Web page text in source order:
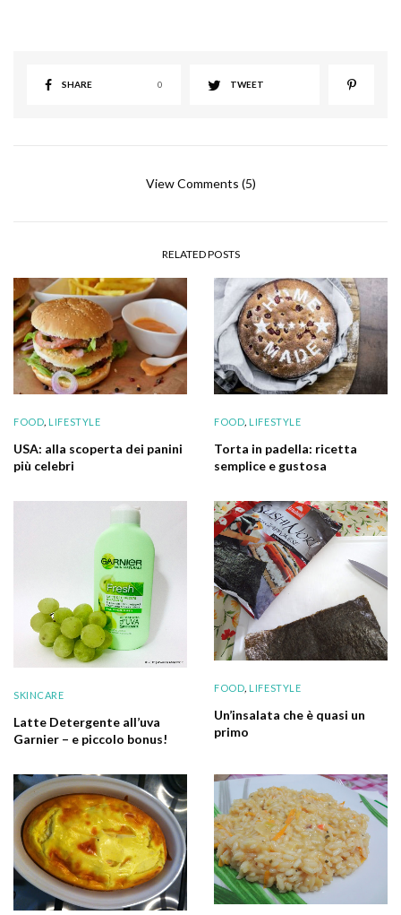
SHARE 0 TWEET
View Comments (5)
RELATED POSTS
FOOD, LIFESTYLE
USA: alla scoperta dei panini
più celebri
FOOD, LIFESTYLE
Torta in padella: ricetta
semplice e gustosa
SKINCARE
Latte Detergente all’uva
Garnier – e piccolo bonus!
FOOD, LIFESTYLE
Un’insalata che è quasi un
primo